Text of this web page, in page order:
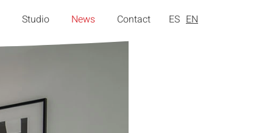
Studio News Contact ES EN